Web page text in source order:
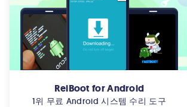
ReiBoot for Android
1위 무료 Android 시스템 수리 도구